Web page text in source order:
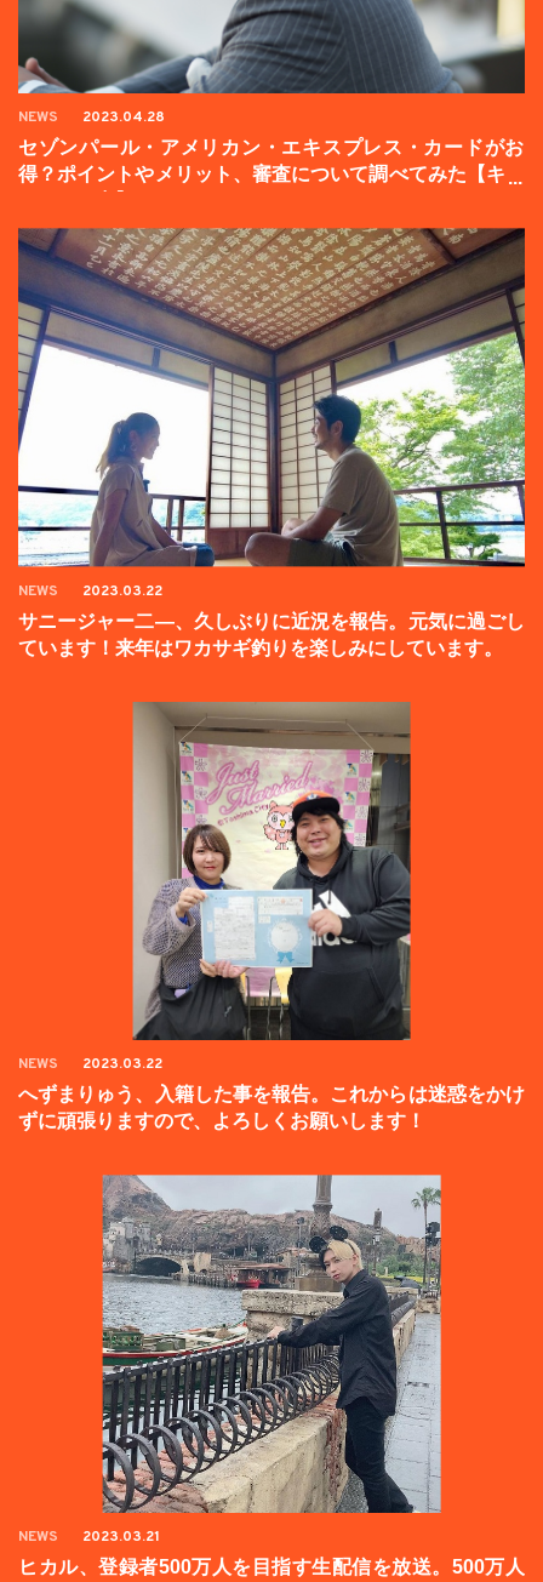
NEWS 2023.04.28
セゾンパール・アメリカン・エキスプレス・カードがお
得？ポイントやメリット、審査について調べてみた【キャ
NEWS 2023.03.22
サニージャー二―、久しぶりに近況を報告。元気に過ごし
ています！来年はワカサギ釣りを楽しみにしています。
NEWS 2023.03.22
へずまりゅう、入籍した事を報告。これからは迷惑をかけ
ずに頑張りますので、よろしくお願いします！
NEWS 2023.03.21
ヒカル、登録者500万人を目指す生配信を放送。500万人